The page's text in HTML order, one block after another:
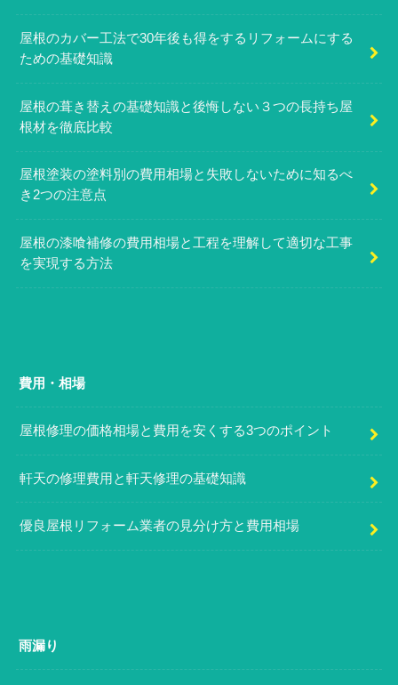
屋根のカバー工法で30年後も得をするリフォームにする
ための基礎知識
屋根の葺き替えの基礎知識と後悔しない３つの長持ち屋
根材を徹底比較
屋根塗装の塗料別の費用相場と失敗しないために知るべ
き2つの注意点
屋根の漆喰補修の費用相場と工程を理解して適切な工事
を実現する方法
費用・相場
屋根修理の価格相場と費用を安くする3つのポイント
軒天の修理費用と軒天修理の基礎知識
優良屋根リフォーム業者の見分け方と費用相場
雨漏り